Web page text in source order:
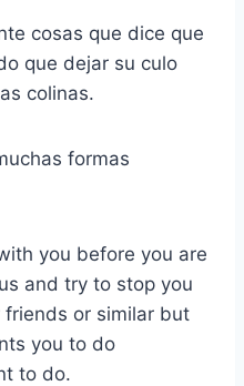
cosas que dice que
que dejar su culo
colinas.
formas
you before you are
and try to stop you
or similar but
you to do
to do.